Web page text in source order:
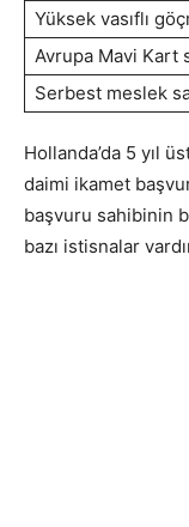
Yüksek vasıflı
Avrupa Mavi Kart
Serbest meslek
Hollanda’da 5 yıl
daimi ikamet
başvuru sahibinin
bazı istisnalar